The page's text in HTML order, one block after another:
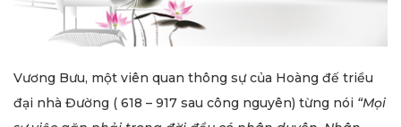
Vương Bưu, một viên quan thông sự của Hoàng đế triều
đại nhà Đường ( 618 – 917 sau công nguyên) từng nói “Mọi